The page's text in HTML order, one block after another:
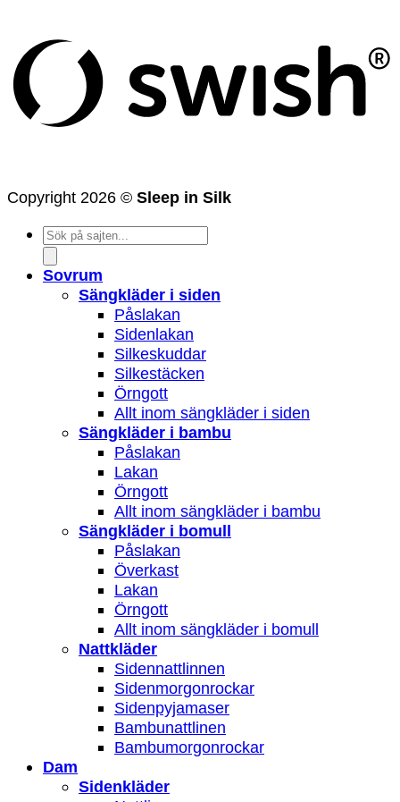
Copyright 2026 © Sleep in Silk
Products
search
Sovrum
Sängkläder i siden
Påslakan
Sidenlakan
Silkeskuddar
Silkestäcken
Örngott
Allt inom sängkläder i siden
Sängkläder i bambu
Påslakan
Lakan
Örngott
Allt inom sängkläder i bambu
Sängkläder i bomull
Påslakan
Överkast
Lakan
Örngott
Allt inom sängkläder i bomull
Nattkläder
Sidennattlinnen
Sidenmorgonrockar
Sidenpyjamaser
Bambunattlinen
Bambumorgonrockar
Dam
Sidenkläder